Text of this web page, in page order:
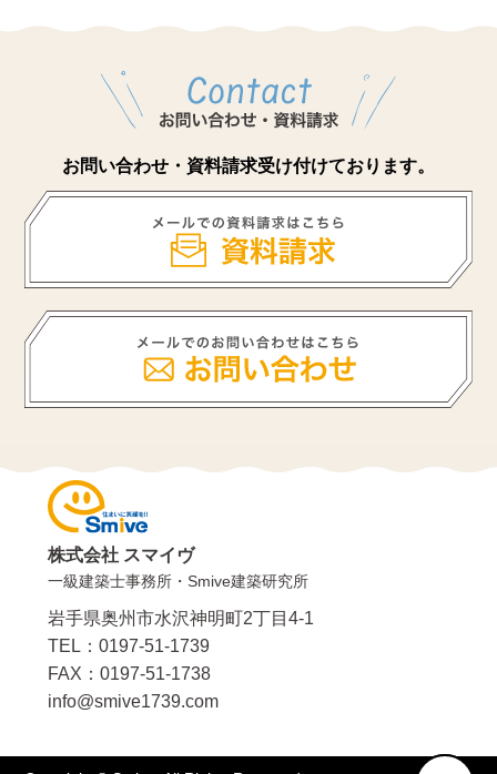
お問い合わせ・資料請求受け付けております。
株式会社 スマイヴ
一級建築士事務所・Smive建築研究所
岩手県奥州市水沢神明町2丁目4-1
TEL：0197-51-1739
FAX：0197-51-1738
info@smive1739.com